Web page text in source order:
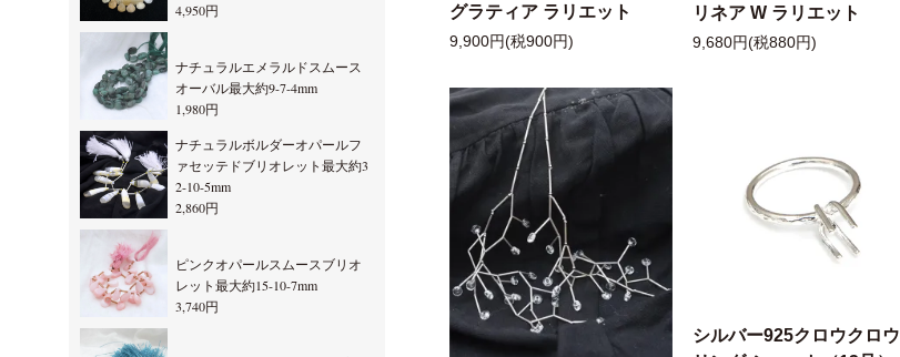
グラティア ラリエット
9,900円(税900円)
リネア W ラリエット
9,680円(税880円)
シルバー925クロウクロウ
4,950円
ナチュラルエメラルドスムース
オーバル最大約9-7-4mm
1,980円
ナチュラルボルダーオパールフ
ァセッテドブリオレット最大約3
2-10-5mm
2,860円
ピンクオパールスムースブリオ
レット最大約15-10-7mm
3,740円